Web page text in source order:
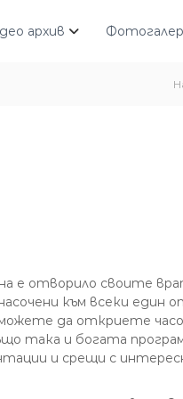
архив
е отворило своите
към всеки един
да откриете
така и богата
и срещи с